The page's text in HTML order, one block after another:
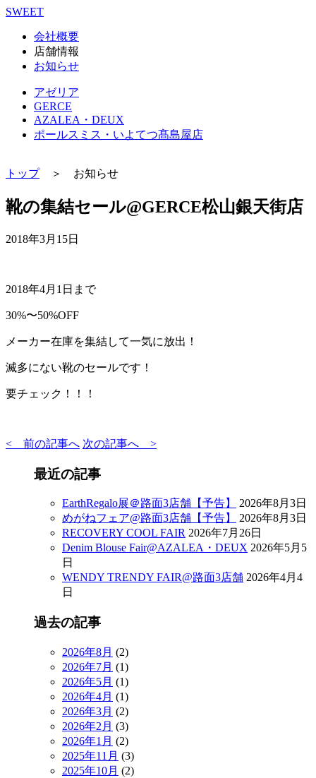
SWEET
会社概要
店舗情報
お知らせ
アゼリア
GERCE
AZALEA・DEUX
ポールスミス・いよてつ髙島屋店
トップ＞ お知らせ
靴の集結セール@GERCE松山銀天街店
2018年3月15日
2018年4月1日まで
30%〜50%OFF
メーカー在庫を集結して一気に放出！
滅多にない靴のセールです！
要チェック！！！
< 前の記事へ 次の記事へ >
最近の記事
EarthRegalo展＠路面3店舗【予告】
2026年8月3日
めがねフェア@路面3店舗【予告】
2026年8月3日
RECOVERY COOL FAIR 2026年7月26日
Denim Blouse Fair@AZALEA・DEUX 2026年5月5
日
WENDY TRENDY FAIR@路面3店舗 2026年4月4
日
過去の記事
2026年8月 (2)
2026年7月 (1)
2026年5月 (1)
2026年4月 (1)
2026年3月 (2)
2026年2月 (3)
2026年1月 (2)
2025年11月 (3)
2025年10月 (2)